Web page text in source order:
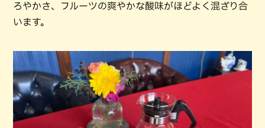
ろやかさ、フルーツの爽やかな酸味がほどよく混ざり合
います。